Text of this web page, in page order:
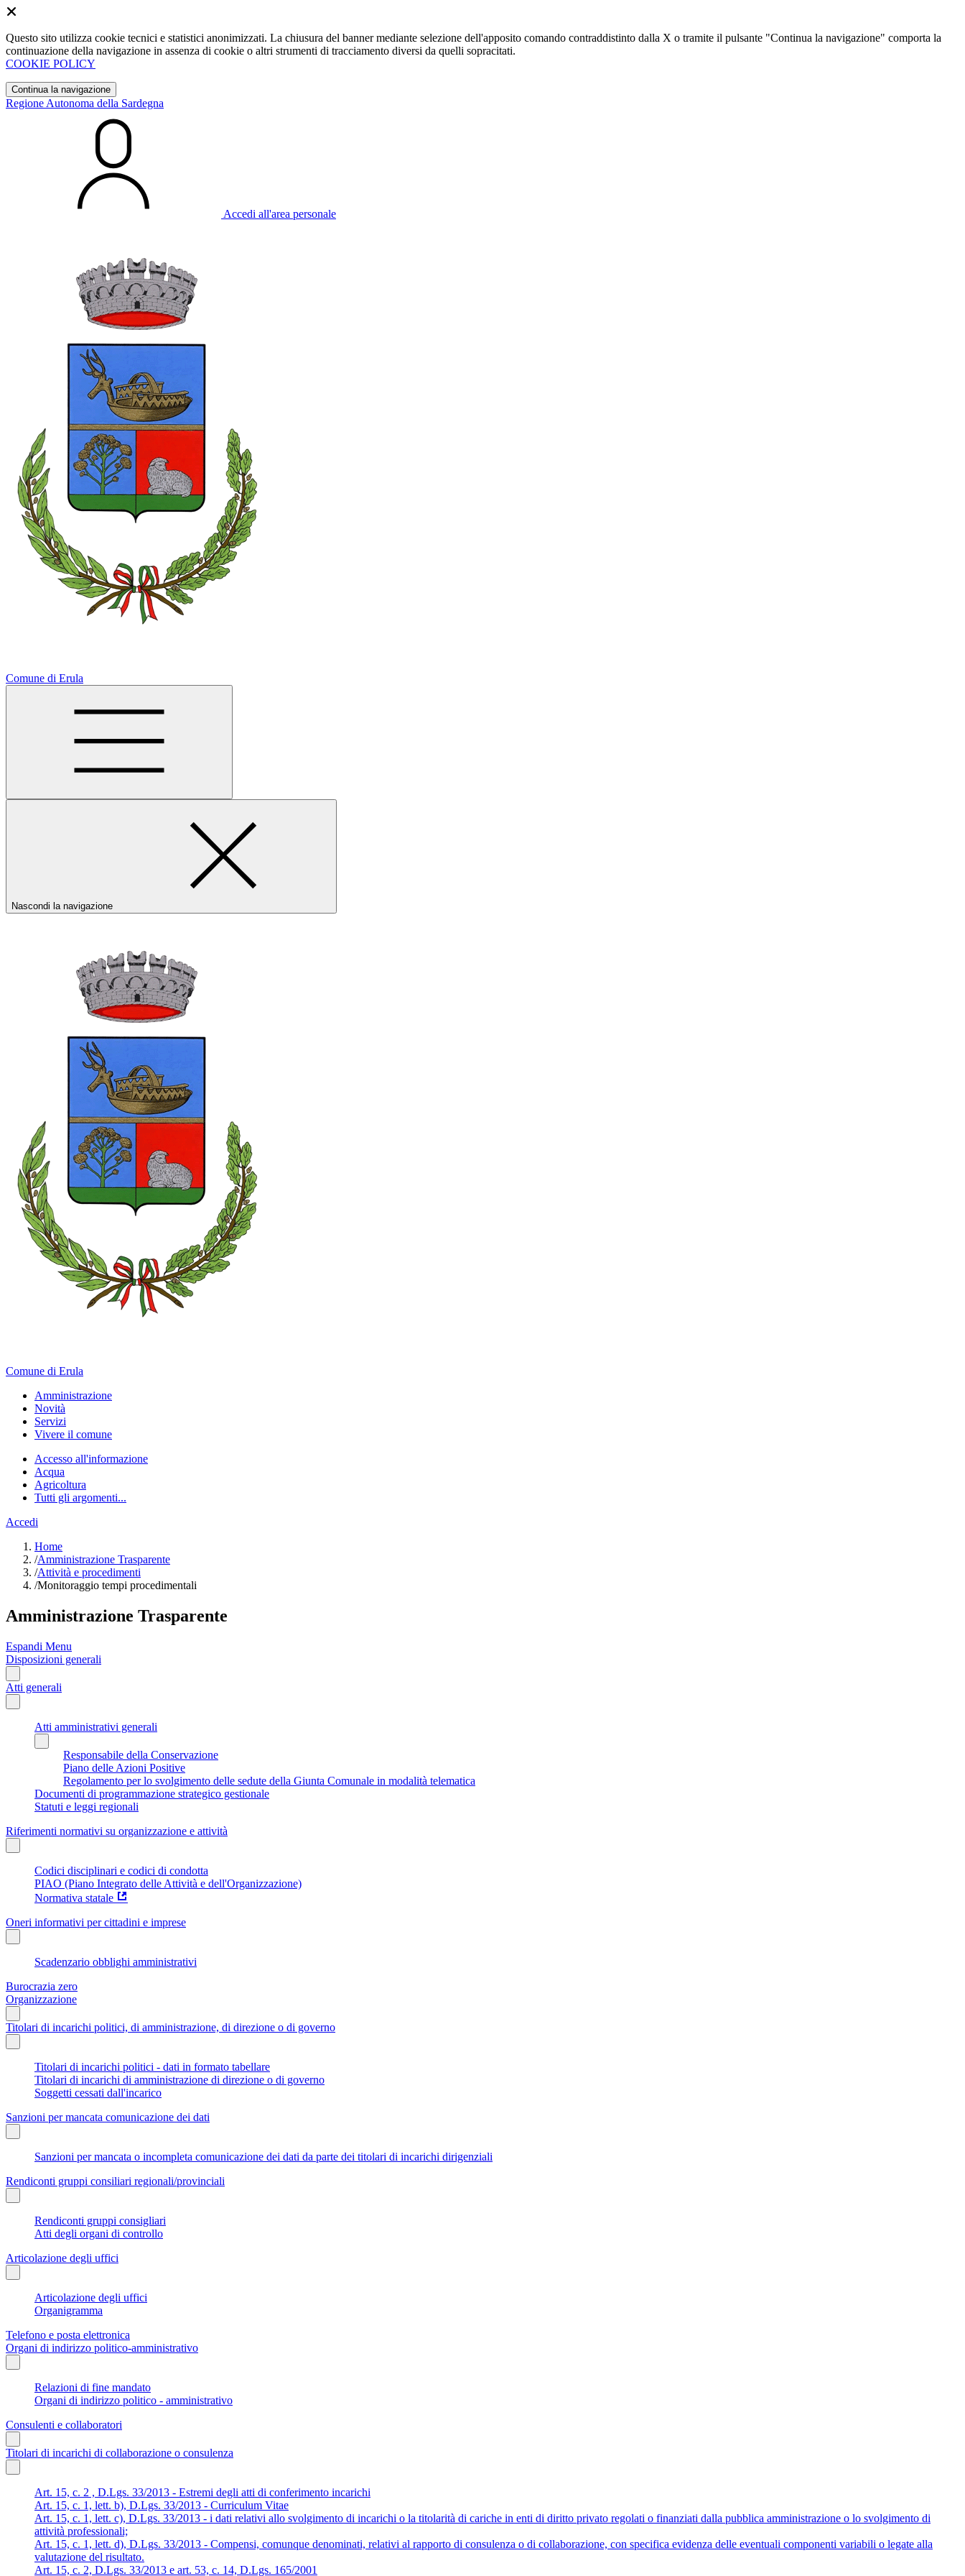
Questo sito utilizza cookie tecnici e statistici anonimizzati. La chiusura del banner mediante selezione dell'apposito comando contraddistinto dalla X o tramite il pulsante "Continua la navigazione" comporta la
continuazione della navigazione in assenza di cookie o altri strumenti di tracciamento diversi da quelli sopracitati.
COOKIE POLICY
Continua la navigazione
Regione Autonoma della Sardegna
Accedi all'area personale
Comune di Erula
Nascondi la navigazione
Comune di Erula
Amministrazione
Novità
Servizi
Vivere il comune
Accesso all'informazione
Acqua
Agricoltura
Tutti gli argomenti...
Accedi
Home
/Amministrazione Trasparente
/Attività e procedimenti
/Monitoraggio tempi procedimentali
Amministrazione Trasparente
Espandi Menu
Disposizioni generali
Atti generali
Atti amministrativi generali
Responsabile della Conservazione
Piano delle Azioni Positive
Regolamento per lo svolgimento delle sedute della Giunta Comunale in modalità telematica
Documenti di programmazione strategico gestionale
Statuti e leggi regionali
Riferimenti normativi su organizzazione e attività
Codici disciplinari e codici di condotta
PIAO (Piano Integrato delle Attività e dell'Organizzazione)
Normativa statale
Oneri informativi per cittadini e imprese
Scadenzario obblighi amministrativi
Burocrazia zero
Organizzazione
Titolari di incarichi politici, di amministrazione, di direzione o di governo
Titolari di incarichi politici - dati in formato tabellare
Titolari di incarichi di amministrazione di direzione o di governo
Soggetti cessati dall'incarico
Sanzioni per mancata comunicazione dei dati
Sanzioni per mancata o incompleta comunicazione dei dati da parte dei titolari di incarichi dirigenziali
Rendiconti gruppi consiliari regionali/provinciali
Rendiconti gruppi consigliari
Atti degli organi di controllo
Articolazione degli uffici
Articolazione degli uffici
Organigramma
Telefono e posta elettronica
Organi di indirizzo politico-amministrativo
Relazioni di fine mandato
Organi di indirizzo politico - amministrativo
Consulenti e collaboratori
Titolari di incarichi di collaborazione o consulenza
Art. 15, c. 2 , D.Lgs. 33/2013 - Estremi degli atti di conferimento incarichi
Art. 15, c. 1, lett. b), D.Lgs. 33/2013 - Curriculum Vitae
Art. 15, c. 1, lett. c), D.Lgs. 33/2013 - i dati relativi allo svolgimento di incarichi o la titolarità di cariche in enti di diritto privato regolati o finanziati dalla pubblica amministrazione o lo svolgimento di
attività professionali;
Art. 15, c. 1, lett. d), D.Lgs. 33/2013 - Compensi, comunque denominati, relativi al rapporto di consulenza o di collaborazione, con specifica evidenza delle eventuali componenti variabili o legate alla
valutazione del risultato.
Art. 15, c. 2, D.Lgs. 33/2013 e art. 53, c. 14, D.Lgs. 165/2001